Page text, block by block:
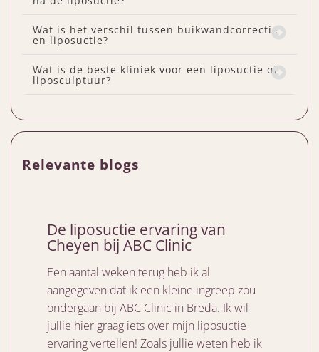
Wat is het verschil tussen buikwandcorrectie
en liposuctie?
Wat is de beste kliniek voor een liposuctie of
liposculptuur?
Relevante blogs
De liposuctie ervaring van
Cheyen bij ABC Clinic
Een aantal weken terug heb ik al
aangegeven dat ik een kleine ingreep zou
ondergaan bij ABC Clinic in Breda. Ik wil
jullie hier graag iets over mijn liposuctie
ervaring vertellen! Zoals jullie weten heb ik